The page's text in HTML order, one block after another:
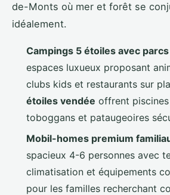
de-Monts où mer et forêt se
idéalement.
Campings 5 étoiles avec
espaces luxueux proposant
clubs kids et restaurants sur
étoiles vendée offrent
toboggans et pataugeoires
Mobil-homes premium
spacieux 4-6 personnes avec
climatisation et équipements
pour les familles recherchant